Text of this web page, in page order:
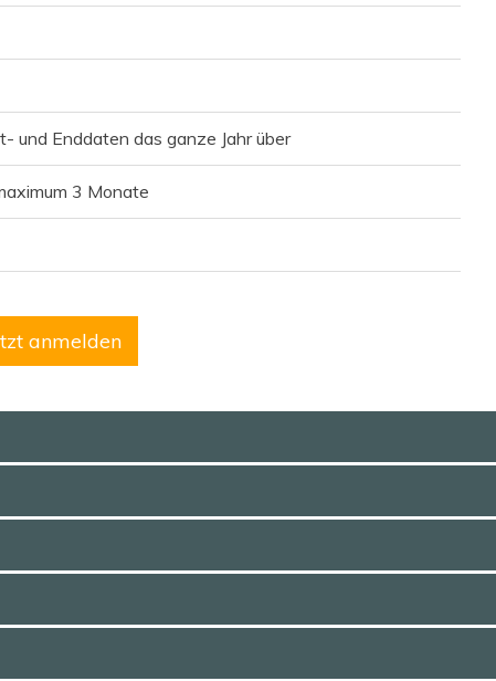
und Enddaten das ganze Jahr über
3 Monate
anmelden